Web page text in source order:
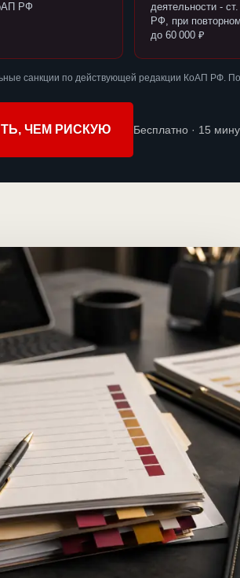
РФ
деятельности -
РФ, при
до 60 000 ₽
санкции по действующей редакции КоАП РФ.
ЧЕМ РИСКУЮ Бесплатно · 15